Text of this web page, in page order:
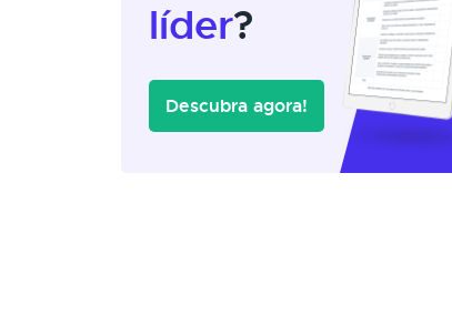
líder?
Descubra agora!